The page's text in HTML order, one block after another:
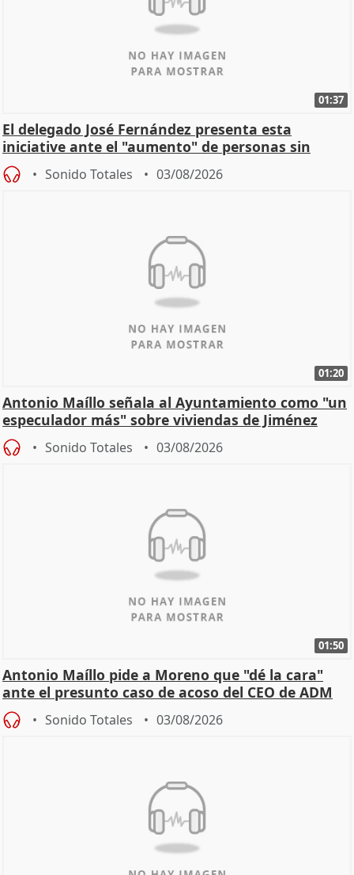
01:37
El delegado José Fernández presenta esta
iniciative ante el "aumento" de personas sin
hogar en Madri
Sonido Totales 03/08/2026
01:20
Antonio Maíllo señala al Ayuntamiento como "un
especulador más" sobre viviendas de Jiménez
Becerril
Sonido Totales 03/08/2026
01:50
Antonio Maíllo pide a Moreno que "dé la cara"
ante el presunto caso de acoso del CEO de ADM
Sonido Totales 03/08/2026